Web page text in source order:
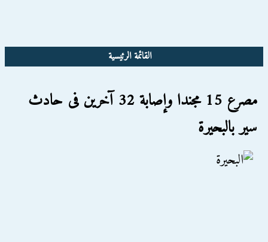
القائمة الرئيسية
مصرع 15 مجندا وإصابة 32 آخرين فى حادث
سير بالبحيرة